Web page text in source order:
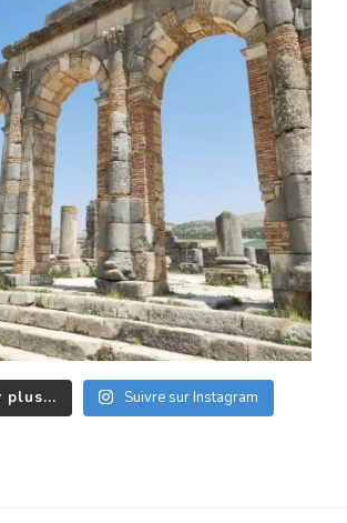
plus... Suivre sur Instagram